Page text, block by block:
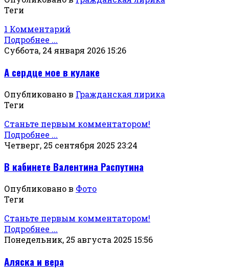
Теги
1 Комментарий
Подробнее ...
Суббота, 24 января 2026 15:26
А сердце мое в кулаке
Опубликовано в Гражданская лирика
Теги
Станьте первым комментатором!
Подробнее ...
Четверг, 25 сентября 2025 23:24
В кабинете Валентина Распутина
Опубликовано в Фото
Теги
Станьте первым комментатором!
Подробнее ...
Понедельник, 25 августа 2025 15:56
Аляска и вера